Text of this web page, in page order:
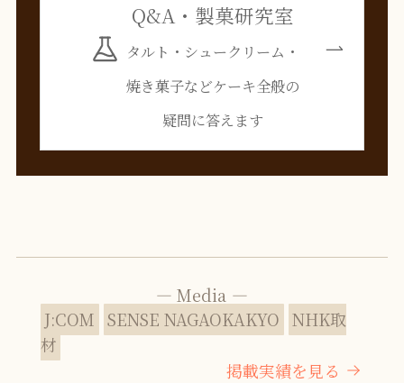
Q&A・製菓研究室
タルト・シュークリーム・
焼き菓子などケーキ全般の
疑問に答えます
— Media —
J:COM SENSE NAGAOKAKYO NHK取
材
掲載実績を見る